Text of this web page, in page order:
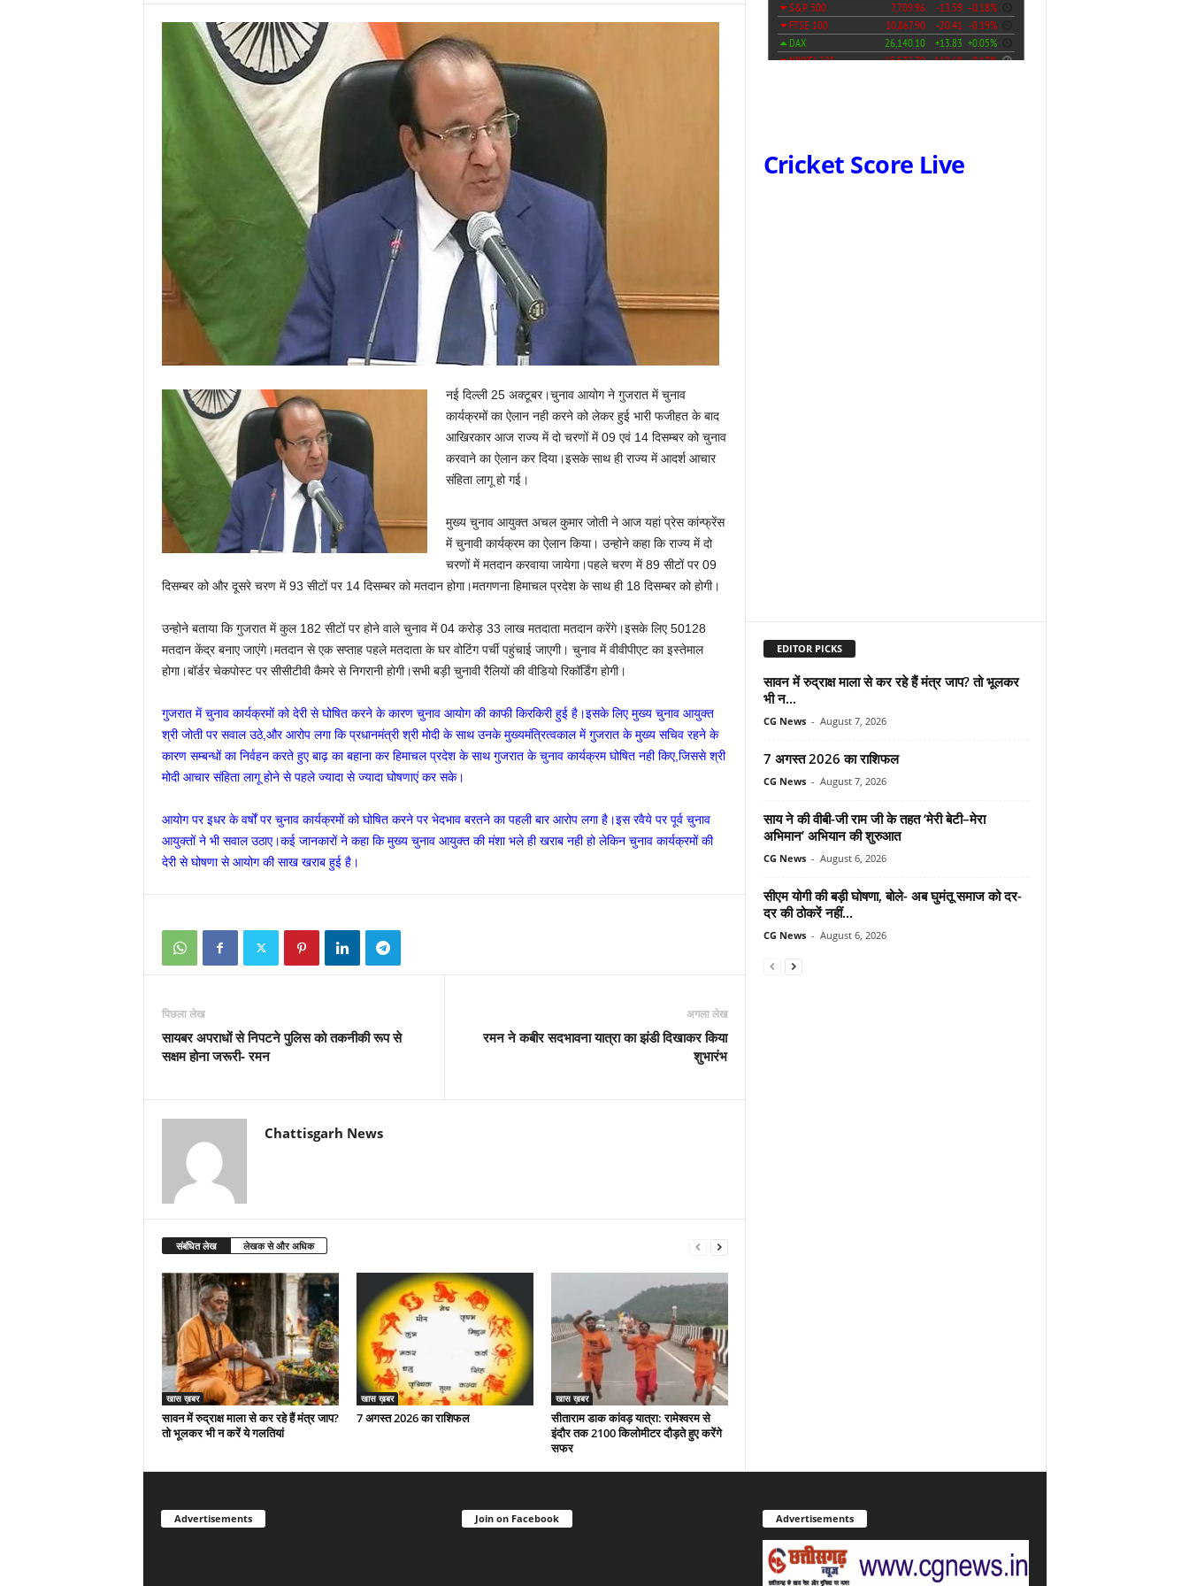
नई दिल्ली 25 अक्टूबर।चुनाव आयोग ने गुजरात में चुनाव
कार्यक्रमों का ऐलान नही करने को लेकर हुई भारी फजीहत के बाद
आखिरकार आज राज्य में दो चरणों में 09 एवं 14 दिसम्बर को चुनाव
करवाने का ऐलान कर दिया।इसके साथ ही राज्य में आदर्श आचार
संहिता लागू हो गई।
मुख्य चुनाव आयुक्त अचल कुमार जोती ने आज यहां प्रेस कांन्फ्रेंस
में चुनावी कार्यक्रम का ऐलान किया। उन्होने कहा कि राज्य में दो
चरणों में मतदान करवाया जायेगा।पहले चरण में 89 सीटों पर 09
दिसम्बर को और दूसरे चरण में 93 सीटों पर 14 दिसम्बर को मतदान होगा।मतगणना हिमाचल प्रदेश के साथ ही 18 दिसम्बर को होगी।
उन्होने बताया कि गुजरात में कुल 182 सीटों पर होने वाले चुनाव में 04 करोड़ 33 लाख मतदाता मतदान करेंगे।इसके लिए 50128
मतदान केंद्र बनाए जाएंगे।मतदान से एक सप्ताह पहले मतदाता के घर वोटिंग पर्ची पहुंचाई जाएगी। चुनाव में वीवीपीएट का इस्तेमाल
होगा।बॉर्डर चेकपोस्ट पर सीसीटीवी कैमरे से निगरानी होगी।सभी बड़ी चुनावी रैलियों की वीडियो रिकॉर्डिंग होगी।
गुजरात में चुनाव कार्यक्रमों को देरी से घोषित करने के कारण चुनाव आयोग की काफी किरकिरी हुई है।इसके लिए मुख्य चुनाव आयुक्त
श्री जोती पर सवाल उठे,और आरोप लगा कि प्रधानमंत्री श्री मोदी के साथ उनके मुख्यमंत्रित्वकाल में गुजरात के मुख्य सचिव रहने के
कारण सम्बन्धों का निर्वहन करते हुए बाढ़ का बहाना कर हिमाचल प्रदेश के साथ गुजरात के चुनाव कार्यक्रम घोषित नही किए,जिससे श्री
मोदी आचार संहिता लागू होने से पहले ज्यादा से ज्यादा घोषणाएं कर सके।
आयोग पर इधर के वर्षों पर चुनाव कार्यक्रमों को घोषित करने पर भेदभाव बरतने का पहली बार आरोप लगा है।इस रवैये पर पूर्व चुनाव
आयुक्तों ने भी सवाल उठाए।कई जानकारों ने कहा कि मुख्य चुनाव आयुक्त की मंशा भले ही खराब नही हो लेकिन चुनाव कार्यक्रमों की
देरी से घोषणा से आयोग की साख खराब हुई है।
पिछला लेख
सायबर अपराधों से निपटने पुलिस को तकनीकी रूप से
सक्षम होना जरूरी- रमन
अगला लेख
रमन ने कबीर सदभावना यात्रा का झंडी दिखाकर किया
शुभारंभ
Chattisgarh News
संबंधित लेख लेखक से और अधिक
खास ख़बर
सावन में रुद्राक्ष माला से कर रहे हैं मंत्र जाप?
तो भूलकर भी न करें ये गलतियां
खास ख़बर
7 अगस्त 2026 का राशिफल
खास ख़बर
सीताराम डाक कांवड़ यात्रा: रामेश्वरम से
इंदौर तक 2100 किलोमीटर दौड़ते हुए करेंगे
सफर
Cricket Score Live
EDITOR PICKS
सावन में रुद्राक्ष माला से कर रहे हैं मंत्र जाप? तो भूलकर
भी न...
CG News - August 7, 2026
7 अगस्त 2026 का राशिफल
CG News - August 7, 2026
साय ने की वीबी-जी राम जी के तहत ‘मेरी बेटी–मेरा
अभिमान’ अभियान की शुरुआत
CG News - August 6, 2026
सीएम योगी की बड़ी घोषणा, बोले- अब घुमंतू समाज को दर-
दर की ठोकरें नहीं...
CG News - August 6, 2026
Advertisements Join on Facebook Advertisements